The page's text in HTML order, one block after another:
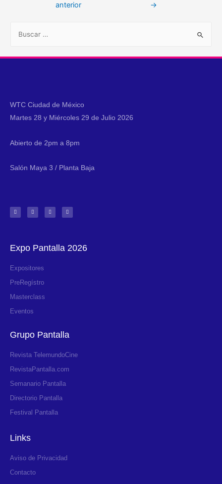
anterior
→
WTC Ciudad de México
Martes 28 y Miércoles 29 de Julio 2026
Abierto de 2pm a 8pm
Salón Maya 3 / Planta Baja
Expo Pantalla 2026
Expositores
PreRegístro
Masterclass
Eventos
Grupo Pantalla
Revista TelemundoCine
RevistaPantalla.com
Semanario Pantalla
Directorio Pantalla
Festival Pantalla
Links
Aviso de Privacidad
Contacto